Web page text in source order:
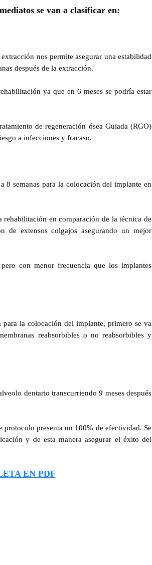
se van a clasificar en:
nos permite asegurar una estabilidad
después de la extracción.
ya que en 6 meses se podría estar
de regeneración ósea Guiada (RGO)
a infecciones y fracaso.
8 semanas para la colocación del implante en
en comparación de la técnica de
de extensos colgajos asegurando un mejor
con menor frecuencia que los implantes
la colocación del implante, primero se va
reabsorbibles o no reabsorbibles y
dentario transcurriendo 9 meses después
protocolo presenta un 100% de efectividad. Se
y de esta manera asegurar el éxito del
EN PDF